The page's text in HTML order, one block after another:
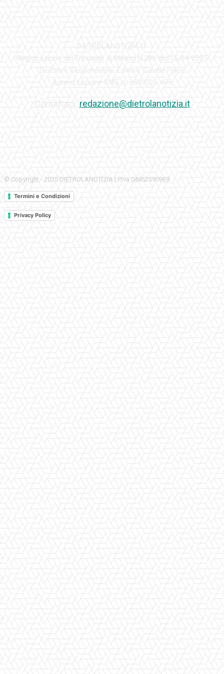
redazione@dietrolanotizia.it
© Copyright - 2025 DIETROLANOTIZIA | P.Iva 04852590969
Termini e Condizioni
Privacy Policy